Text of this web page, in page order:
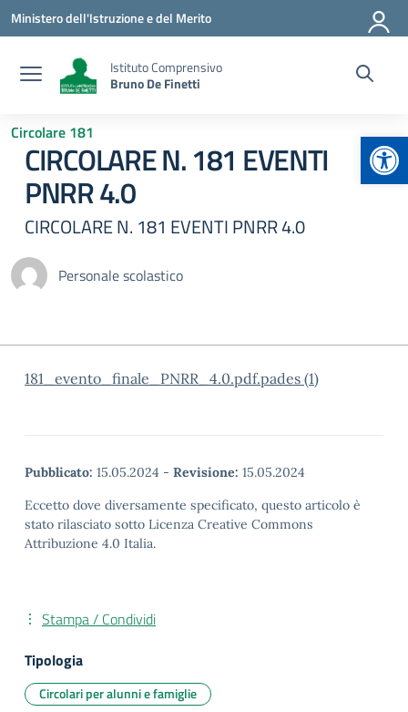
Vai ai contenuti
Vai al menu di navigazione
Vai al footer
Ministero dell'Istruzione e del Merito
Istituto Comprensivo
Bruno De Finetti
Circolare 181
CIRCOLARE N. 181 EVENTI
PNRR 4.0
CIRCOLARE N. 181 EVENTI PNRR 4.0
Personale scolastico
181_evento_finale_PNRR_4.0.pdf.pades (1)
Pubblicato: 15.05.2024 - Revisione: 15.05.2024
Eccetto dove diversamente specificato, questo articolo è
stato rilasciato sotto Licenza Creative Commons
Attribuzione 4.0 Italia.
Stampa / Condividi
Tipologia
Circolari per alunni e famiglie